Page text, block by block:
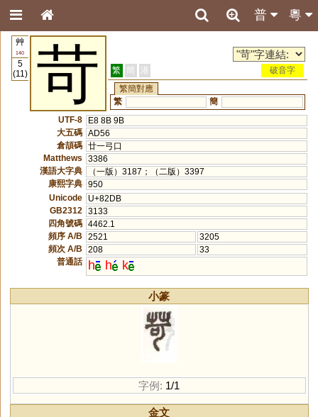
粵
普
艸
140
5
(11)
苛 繁 簡 港
破音字
繁簡對應
繁
簡
UTF-8
E8 8B 9B
大五碼 AD56
倉頡碼 廿一弓口
Matthews
3386
漢語大字典
（一版）3187；（二版）3397
康熙字典 950
Unicode
U+82DB
GB2312
3133
四角號碼 4462.1
頻序 A/B
2521
3205
頻次 A/B
208
33
普通話
h h k
小篆
字例: 1/1
金文